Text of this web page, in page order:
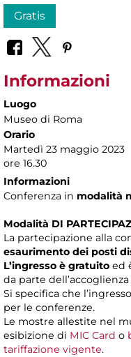
Gratis
Informazioni
Luogo
Museo di Roma
Orario
Martedì 23 maggio 2023
ore 16.30
Informazioni
Conferenza in modalità
Modalità DI
La partecipazione alla
esaurimento dei posti
L’ingresso è gratuito ed
da parte
Si specifica che
per le conferenze.
Le mostre allestite nel
esibizione di MIC Card o
tariffazione vigente.